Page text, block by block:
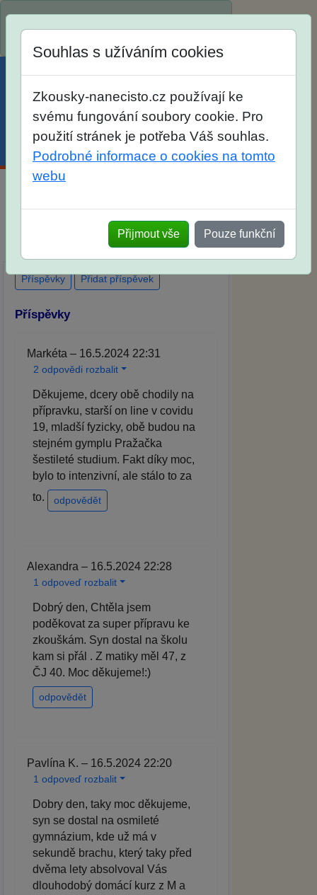
SŠ? Vaše ohlasy po skutečných
přijímacích zkouškách
Souhlas s užíváním cookies
Zkousky-nanecisto.cz používají ke
svému fungování soubory cookie. Pro
použití stránek je potřeba Váš souhlas.
Podrobné informace o cookies na tomto
webu
Přijmout vše Pouze funkční
Příspěvky Přidat příspěvek
Příspěvky
Markéta – 16.5.2024 22:31
2 odpovědi rozbalit
Děkujeme, dcery obě chodily na
přípravku, starší on line v covidu
19, mladší fyzicky, obě budou na
stejném gymplu Pražačka
šestileté studium. Fakt díky moc,
bylo to intenzivní, ale stálo to za
to.
odpovědět
Alexandra – 16.5.2024 22:28
1 odpoveď rozbalit
Dobrý den, Chtěla jsem
poděkovat za super přípravu ke
zkouškám. Syn dostal na školu
kam si přál . Z matiky měl 47, z
ČJ 40. Moc děkujeme!:)
odpovědět
Pavlína K. – 16.5.2024 22:20
1 odpoveď rozbalit
Dobry den, taky moc děkujeme,
syn se dostal na osmileté
gymnázium, kde už má v
sekundě brachu, který taky před
dvěma lety absolvoval Vás
dlouhodobý domácí kurz z M a